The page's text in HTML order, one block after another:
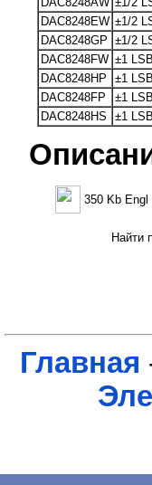
DAC8248EW ±1/2
DAC8248GP ±1/2
DAC8248FW ±1 LSB
DAC8248HP
±1 LSB
DAC8248FP
±1 LSB
DAC8248HS
±1 LSB
350 Kb
Найти
Главная